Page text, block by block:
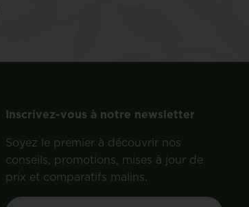
Inscrivez-vous à notre newsletter
Soyez le premier à découvrir nos
conseils, promotions, mises à jour de
prix et comparatifs malins.